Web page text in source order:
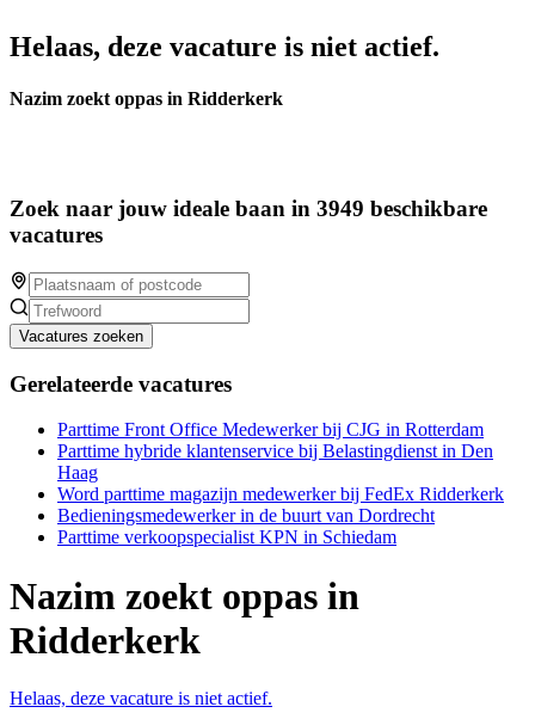
Helaas, deze vacature is niet actief.
Nazim zoekt oppas in Ridderkerk
Zoek naar jouw ideale baan in 3949 beschikbare
vacatures
Vacatures zoeken
Gerelateerde vacatures
Parttime Front Office Medewerker bij CJG in Rotterdam
Parttime hybride klantenservice bij Belastingdienst in Den
Haag
Word parttime magazijn medewerker bij FedEx Ridderkerk
Bedieningsmedewerker in de buurt van Dordrecht
Parttime verkoopspecialist KPN in Schiedam
Nazim zoekt oppas in
Ridderkerk
Helaas, deze vacature is niet actief.